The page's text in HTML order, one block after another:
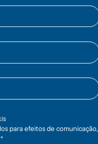
para efeitos de comunicação,
*